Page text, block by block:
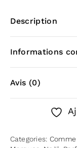
Description
20 g
parfum
Informations
Poids
Avis (0)
There are no
Comme Avant”
Categories: